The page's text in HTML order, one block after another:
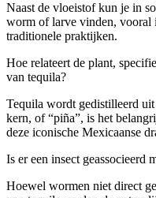
Naast de vloeistof kun je in
worm of larve vinden, vooral
traditionele praktijken.
Hoe relateert de plant,
van tequila?
Tequila wordt gedistilleerd
kern, of “piña”, is het
deze iconische Mexicaanse
Is er een insect geassocieerd
Hoewel wormen niet direct